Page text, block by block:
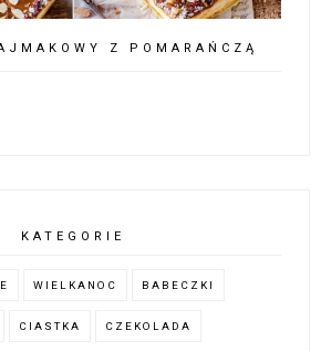
Z POMARAŃCZĄ
KATEGORIE
WIELKANOC BABECZKI
CIASTKA CZEKOLADA